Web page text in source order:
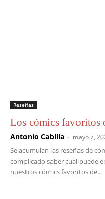
Reseñas
Los cómics favoritos
Antonio Cabilla - mayo 7,
Se acumulan las reseñas de
complicado saber cual puede
nuestros cómics favoritos de...